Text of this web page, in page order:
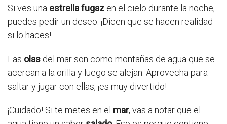
Si ves una estrella fugaz en el cielo durante la noche,
puedes pedir un deseo. ¡Dicen que se hacen realidad
si lo haces!
Las olas del mar son como montañas de agua que se
acercan a la orilla y luego se alejan. Aprovecha para
saltar y jugar con ellas, ¡es muy divertido!
¡Cuidado! Si te metes en el mar, vas a notar que el